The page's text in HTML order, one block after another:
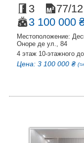
3 77/
3 100 000
Местоположение:
Оноре де ул., 84
4 этаж 10-этажного
Цена: 3 100 000 ₴